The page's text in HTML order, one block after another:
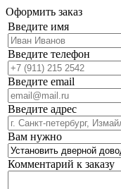
Оформить заказ
Введите имя
Введите телефон
Введите email
Введите адрес
Вам нужно
Комментарий к заказу